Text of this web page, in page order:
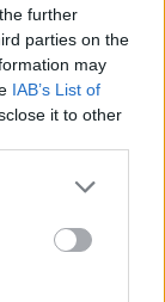
further
parties on the
may
IAB’s List of
it to other
more Google
may click to
tags to
below Google
A